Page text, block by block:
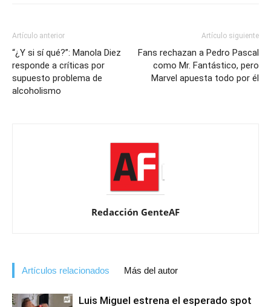
Artículo anterior
“¿Y si sí qué?”: Manola Diez
responde a críticas por
supuesto problema de
alcoholismo
Artículo siguiente
Fans rechazan a Pedro Pascal
como Mr. Fantástico, pero
Marvel apuesta todo por él
Redacción GenteAF
Artículos relacionados Más del autor
Luis Miguel estrena el esperado spot